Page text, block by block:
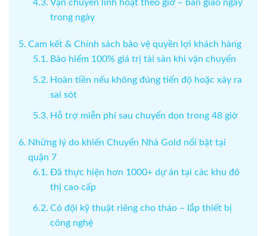
Vận chuyển linh hoạt theo giờ – bàn giao ngay
trong ngày
Cam kết & Chính sách bảo vệ quyền lợi khách hàng
Bảo hiểm 100% giá trị tài sản khi vận chuyển
Hoàn tiền nếu không đúng tiến độ hoặc xảy ra
sai sót
Hỗ trợ miễn phí sau chuyển dọn trong 48 giờ
Những lý do khiến Chuyển Nhà Gold nổi bật tại
quận 7
Đã thực hiện hơn 1000+ dự án tại các khu đô
thị cao cấp
Có đội kỹ thuật riêng cho tháo – lắp thiết bị
công nghệ